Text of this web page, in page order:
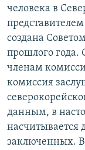
человека в
создана
прошлого года.
членам
комиссия
данным, в
насчитывается
заключенных. В